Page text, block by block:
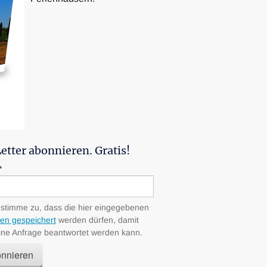
an präsent zu sein. Machen
uns an allen Tagen der Woche,
abonnieren. Gratis!
zu, dass die hier eingegebenen
gespeichertwerden dürfen, damit
Anfrage beantwortet werden kann.